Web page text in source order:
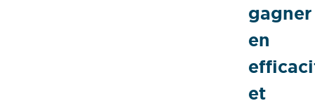
gagner
en
et